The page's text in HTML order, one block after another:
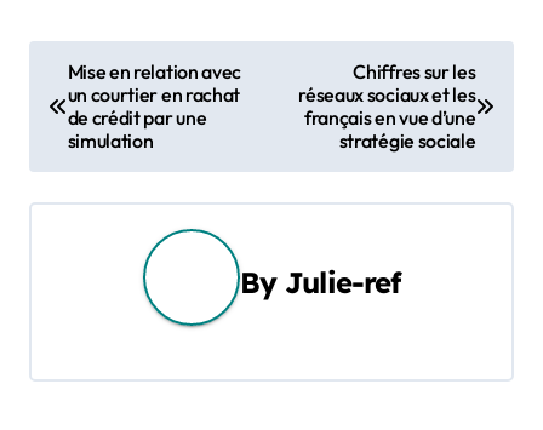
a
v
i
Mise en relation avec
un courtier en rachat
de crédit par une
simulation
Chiffres sur les
réseaux sociaux et les
français en vue d’une
stratégie sociale
By Julie-ref